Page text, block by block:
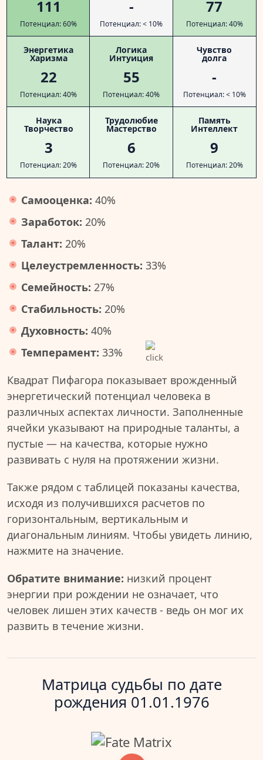
111
Потенциал: 60%
-
Потенциал: < 10%
77
Потенциал: 40%
Энергетика
Харизма
22
Потенциал: 40%
Логика
Интуиция
55
Потенциал: 40%
Чувство
долга
-
Потенциал: < 10%
Наука
Творчество
3
Потенциал: 20%
Трудолюбие
Мастерство
6
Потенциал: 20%
Память
Интеллект
9
Потенциал: 20%
Самооценка: 40%
Заработок: 20%
Талант: 20%
Целеустремленность: 33%
Семейность: 27%
Стабильность: 20%
Духовность: 40%
Темперамент: 33%
Квадрат Пифагора показывает врожденный
энергетический потенциал человека в
различных аспектах личности. Заполненные
ячейки указывают на природные таланты, а
пустые — на качества, которые нужно
развивать с нуля на протяжении жизни.
Также рядом с таблицей показаны качества,
исходя из получившихся расчетов по
горизонтальным, вертикальным и
диагональным линиям. Чтобы увидеть линию,
нажмите на значение.
Обратите внимание: низкий процент
энергии при рождении не означает, что
человек лишен этих качеств - ведь он мог их
развить в течение жизни.
Матрица судьбы по дате
рождения 01.01.1976